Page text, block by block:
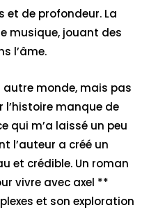
et de profondeur. La
musique, jouant des
l’âme.
monde, mais pas
l’histoire manque de
qui m’a laissé un peu
l’auteur a créé un
et crédible. Un roman
vivre avec axel **
et son exploration